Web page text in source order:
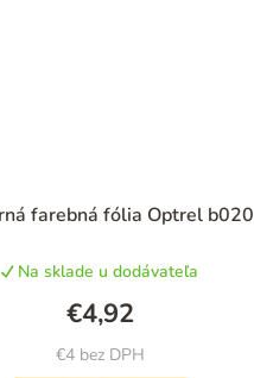
farebná fólia Optrel b020
Na sklade u dodávateľa
€4 bez DPH
€4,92